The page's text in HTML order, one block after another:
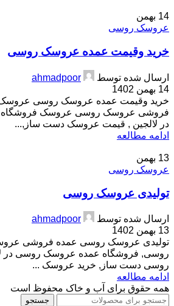
14 بهمن
عروسک روسی
خرید وقیمت عمده عروسک روسی
ارسال شده توسط
ahmadpoor
14 بهمن 1402
خرید وقیمت عمده عروسک روسی
فروشی عروسک روسی عروسک
در لالجین , قیمت عروسک دست ساز,...
ادامه مطالعه
13 بهمن
عروسک روسی
تولیدی عروسک روسی
ارسال شده توسط
ahmadpoor
13 بهمن 1402
تولیدی عروسک روسی عمده فروشی
روسی, فروشگاه عمده عروسک روسی در
روسی دست ساز, خرید عروسک ...
ادامه مطالعه
همه حقوق برای آب و خاک محفوظ است
جستجو